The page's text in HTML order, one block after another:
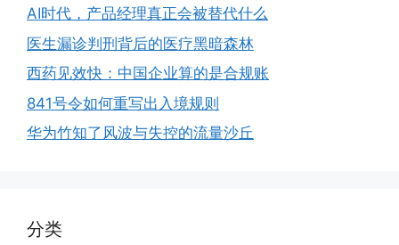
AI时代，产品经理真正会被替代什么
医生漏诊判刑背后的医疗黑暗森林
西药见效快：中国企业算的是合规账
841号令如何重写出入境规则
华为竹知了风波与失控的流量沙丘
分类